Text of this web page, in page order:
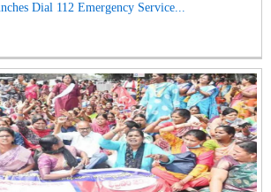
Dial 112 Emergency Service...